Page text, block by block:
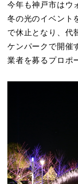
今年も神戸市はウ
冬の光のイベント
で休止となり、代
ケンパークで開催
業者を募るプロポ